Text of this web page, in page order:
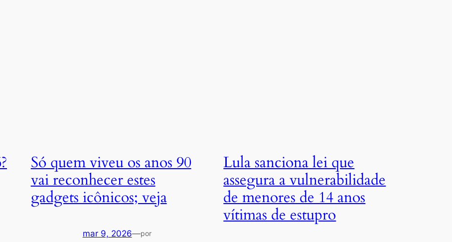
Só quem viveu os anos 90
vai reconhecer estes
gadgets icônicos; veja
mar 9, 2026—por
Lula sanciona lei que
assegura a vulnerabilidade
de menores de 14 anos
vítimas de estupro